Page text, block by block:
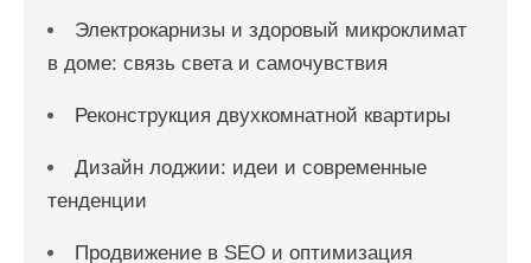
Электрокарнизы и здоровый микроклимат
в доме: связь света и самочувствия
Реконструкция двухкомнатной квартиры
Дизайн лоджии: идеи и современные
тенденции
Продвижение в SEO и оптимизация